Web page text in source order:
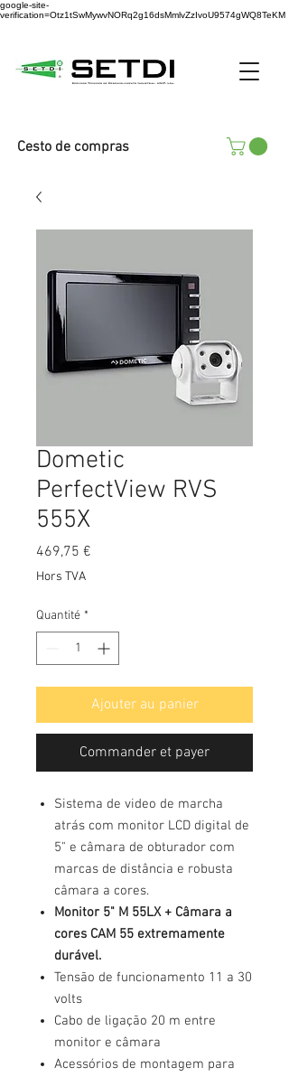
google-site-
verification=Otz1tSwMywvNORq2g16dsMmlvZzIvoU9574gWQ8TeKM
Cesto de compras
Dometic
PerfectView RVS
555X
469,75 €
Hors TVA
Quantité *
Ajouter au panier
Commander et payer
Sistema de video de marcha
atrás com monitor LCD digital de
5" e câmara de obturador com
marcas de distância e robusta
câmara a cores.
Monitor 5" M 55LX + Câmara a
cores CAM 55 extremamente
durável.
Tensão de funcionamento 11 a 30
volts
Cabo de ligação 20 m entre
monitor e câmara
Acessórios de montagem para